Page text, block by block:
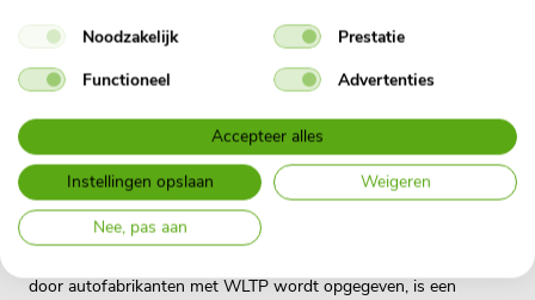
WLTP bij elektrische auto's
je de actieradius vermeldt in kilometers. Deze afstand is
gebaseerd op de WLTP-standaard (Worldwide Harmonised
Light Vehicles Test Procedure), een officiële testmethodiek die
door autofabrikanten wereldwijd wordt gebruikt om een
realistisch beeld vast te stellen van de actieradius, het
door autofabrikanten met WLTP wordt opgegeven, is een
Noodzakelijk
Prestatie
Functioneel
Advertenties
Accepteer alles
Instellingen opslaan
Weigeren
Nee, pas aan